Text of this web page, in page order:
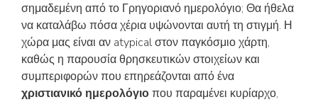
σημαδεμένη από το Γρηγοριανό ημερολόγιο; Θα ήθελα
να καταλάβω πόσα χέρια υψώνονται αυτή τη στιγμή. Η
χώρα μας είναι αν atypical στον παγκόσμιο χάρτη,
καθώς η παρουσία θρησκευτικών στοιχείων και
συμπεριφορών που επηρεάζονται από ένα
χριστιανικό ημερολόγιοπου παραμένει κυρίαρχο,